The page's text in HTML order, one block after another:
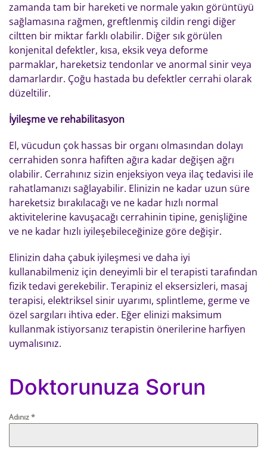
zamanda tam bir hareketi ve normale yakın görüntüyü
sağlamasına rağmen, greftlenmiş cildin rengi diğer
ciltten bir miktar farklı olabilir. Diğer sık görülen
konjenital defektler, kısa, eksik veya deforme
parmaklar, hareketsiz tendonlar ve anormal sinir veya
damarlardır. Çoğu hastada bu defektler cerrahi olarak
düzeltilir.
İyileşme ve rehabilitasyon
El, vücudun çok hassas bir organı olmasından dolayı
cerrahiden sonra hafiften ağıra kadar değişen ağrı
olabilir. Cerrahınız sizin enjeksiyon veya ilaç tedavisi ile
rahatlamanızı sağlayabilir. Elinizin ne kadar uzun süre
hareketsiz bırakılacağı ve ne kadar hızlı normal
aktivitelerine kavuşacağı cerrahinin tipine, genişliğine
ve ne kadar hızlı iyileşebileceğinize göre değişir.
Elinizin daha çabuk iyileşmesi ve daha iyi
kullanabilmeniz için deneyimli bir el terapisti tarafından
fizik tedavi gerekebilir. Terapiniz el eksersizleri, masaj
terapisi, elektriksel sinir uyarımı, splintleme, germe ve
özel sargıları ihtiva eder. Eğer elinizi maksimum
kullanmak istiyorsanız terapistin önerilerine harfiyen
uymalısınız.
Doktorunuza Sorun
Adınız*